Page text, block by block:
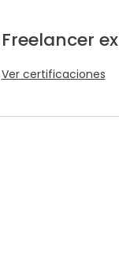
Freelancer
Ver certificaciones